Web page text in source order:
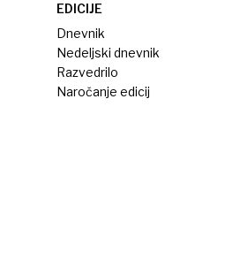
EDICIJE
Dnevnik
Nedeljski dnevnik
Razvedrilo
Naročanje edicij